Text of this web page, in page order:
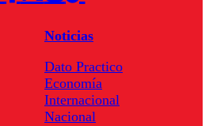
Noticias
Dato Practico
Economía
Internacional
Nacional